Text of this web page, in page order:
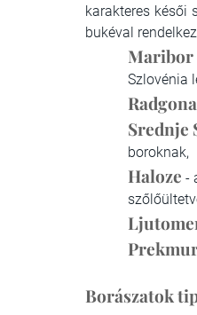
karakteres késői
bukéval
Maribor
Szlovénia
Srednje
boroknak,
Haloze -
Borászatok